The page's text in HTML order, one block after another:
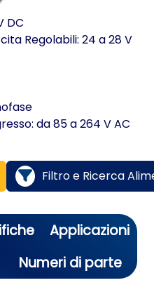
DC
Regolabili: 24 a 28 V
da 85 a 264 V AC
Filtro e Ricerca
Applicazioni
Numeri di parte